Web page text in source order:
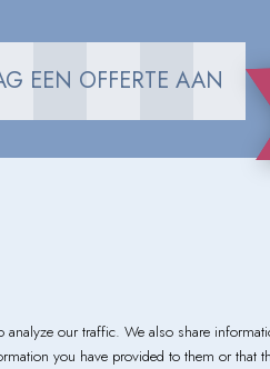
EEN OFFERTE AAN
our traffic. We also share
you have provided to them or that